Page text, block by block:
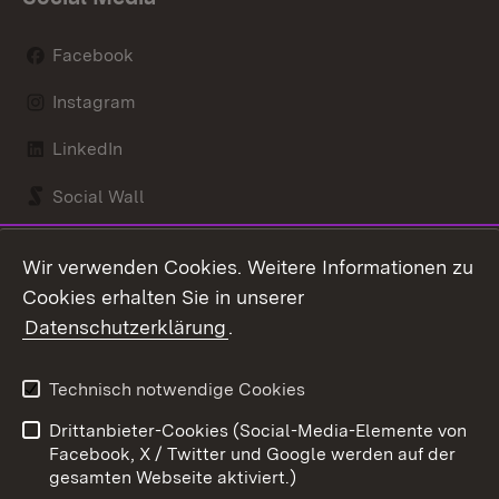
Facebook
Instagram
LinkedIn
Social Wall
Kontakt
Barrierefreiheit
Impressum
Cookies
Wir verwenden Cookies. Weitere Informationen zu
Cookies erhalten Sie in unserer
Datenschutzerklärung.
Technisch notwendige Cookies
Drittanbieter-Cookies (Social-Media-Elemente von
Facebook, X / Twitter und Google werden auf der
gesamten Webseite aktiviert.)